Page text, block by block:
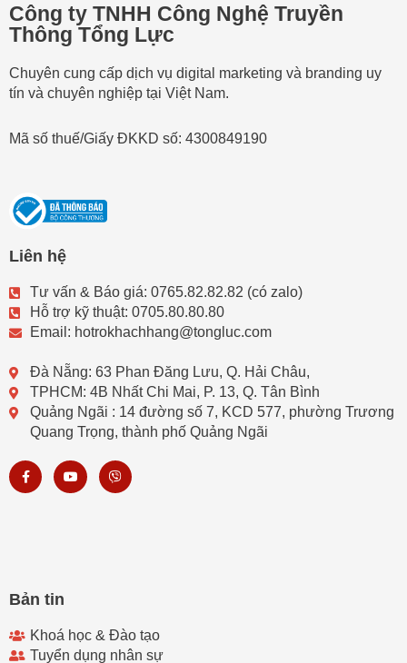
Công ty TNHH Công Nghệ Truyền
Thông Tổng Lực
Chuyên cung cấp dịch vụ digital marketing và branding uy
tín và chuyên nghiệp tại Việt Nam.
Mã số thuế/Giấy ĐKKD số: 4300849190
Liên hệ
Tư vấn & Báo giá: 0765.82.82.82 (có zalo)
Hỗ trợ kỹ thuật: 0705.80.80.80
Email: hotrokhachhang@tongluc.com
Đà Nẵng: 63 Phan Đăng Lưu, Q. Hải Châu,
TPHCM: 4B Nhất Chi Mai, P. 13, Q. Tân Bình
Quảng Ngãi : 14 đường số 7, KCD 577, phường Trương
Quang Trọng, thành phố Quảng Ngãi
F
a
c
Y
o
u
V
i
b
Bản tin
Khoá học & Đào tạo
Tuyển dụng nhân sự